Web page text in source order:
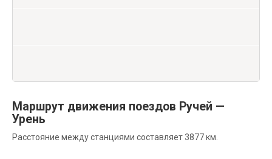
Маршрут движения поездов Ручей —
Урень
Расстояние между станциями составляет 3877 км.